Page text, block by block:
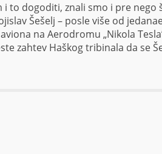
i to dogoditi, znali smo i pre nego
Šešelj – posle više od
na Aerodromu „Nikola
zahtev Haškog tribinala da se